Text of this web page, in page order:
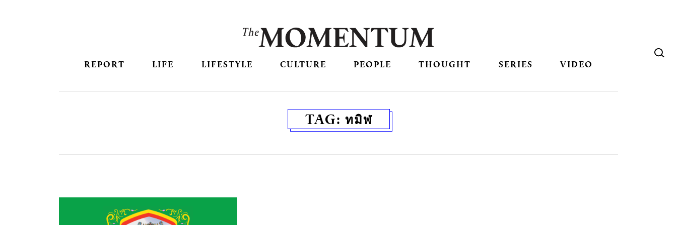
REPORT LIFE LIFESTYLE CULTURE PEOPLE THOUGHT SERIES VIDEO
TAG: ทมิฬ